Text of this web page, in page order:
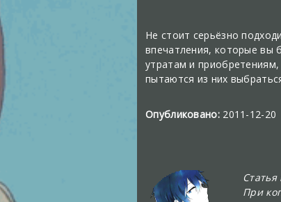
Не стоит серьёзно
впечатления, которые вы
утратам и
пытаются из них
Опубликовано:2011-12-20
При